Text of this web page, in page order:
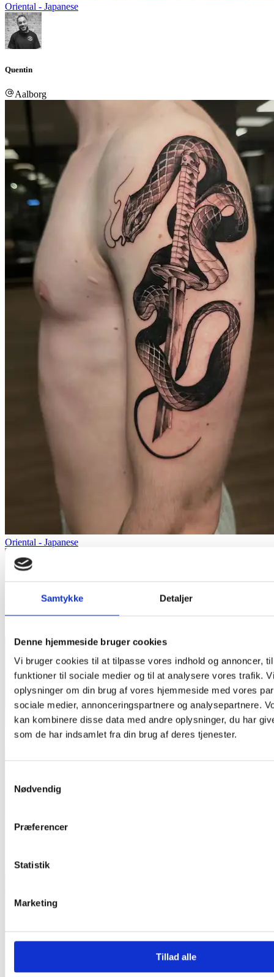
Samtykke Detaljer
Denne hjemmeside bruger cookies
Vi bruger cookies til at tilpasse vores indhold og annoncer,
funktioner til sociale medier og til at analysere vores trafik.
oplysninger om din brug af vores hjemmeside med vores
sociale medier, annonceringspartnere og analysepartnere.
kan kombinere disse data med andre oplysninger, du har
som de har indsamlet fra din brug af deres tjenester.
Nødvendig
Præferencer
Statistik
Marketing
Tillad alle
Oriental - Japanese
Quentin
Aalborg
Oriental - Japanese